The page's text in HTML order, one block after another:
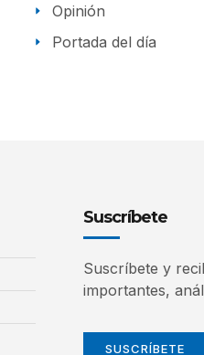
Opinión
Portada del día
Suscríbete
Suscríbete y
importantes,
SUSCRÍBETE